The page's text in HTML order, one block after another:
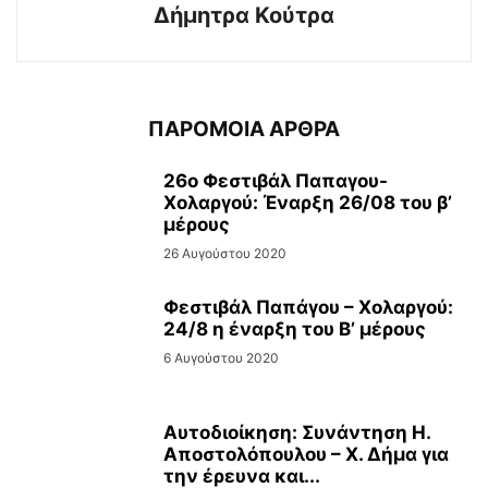
Δήμητρα Κούτρα
ΠΑΡΟΜΟΙΑ ΑΡΘΡΑ
26ο Φεστιβάλ Παπαγου-
Χολαργού: Έναρξη 26/08 του β’
μέρους
26 Αυγούστου 2020
Φεστιβάλ Παπάγου – Χολαργού:
24/8 η έναρξη του Β’ μέρους
6 Αυγούστου 2020
Αυτοδιοίκηση: Συνάντηση Η.
Αποστολόπουλου – Χ. Δήμα για
την έρευνα και...